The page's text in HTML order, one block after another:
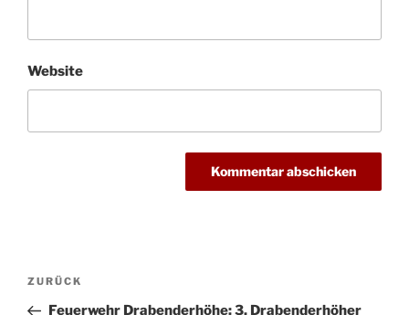
Website
Beitragsnavigation
Vorheriger
Beitrag
ZURÜCK
Feuerwehr Drabenderhöhe: 3. Drabenderhöher